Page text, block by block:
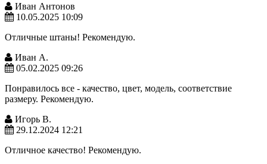
Иван Антонов
10.05.2025 10:09
Отличные штаны! Рекомендую.
Иван А.
05.02.2025 09:26
Понравилось все - качество, цвет, модель, соответствие
размеру. Рекомендую.
Игорь В.
29.12.2024 12:21
Отличное качество! Рекомендую.